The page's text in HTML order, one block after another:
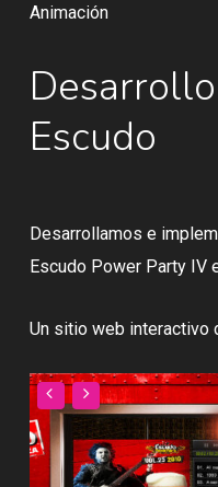
Animación
Escudo
Desarrollamos e
Escudo Power Party IV
Un sitio web interactivo